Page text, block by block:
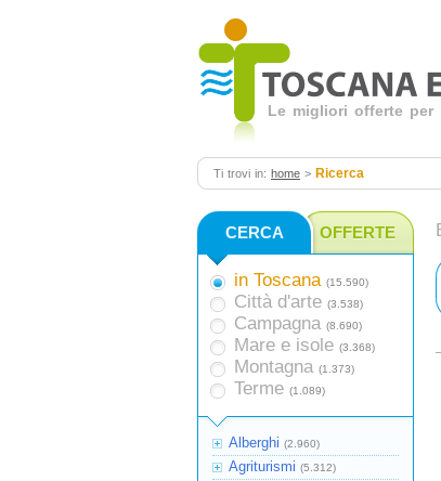
Le migliori offerte
Ti trovi in: home > Ricerca
CERCA OFFERTE
in Toscana (15.590)
Città d'arte (3.538)
Campagna (8.690)
Mare e isole (3.368)
Montagna (1.373)
Terme (1.089)
Alberghi (2.960)
Agriturismi (5.312)